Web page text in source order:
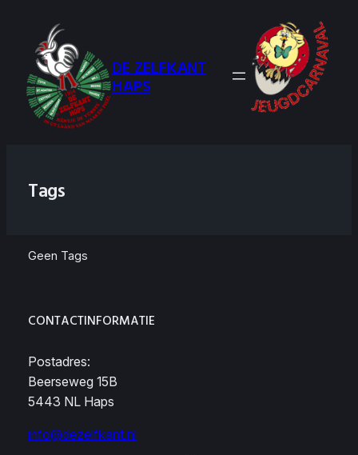
inhoud
DE ZELFKANT
HAPS
Tags
Geen Tags
CONTACTINFORMATIE
Postadres:
Beerseweg 15B
5443 NL Haps
info@dezelfkant.nl